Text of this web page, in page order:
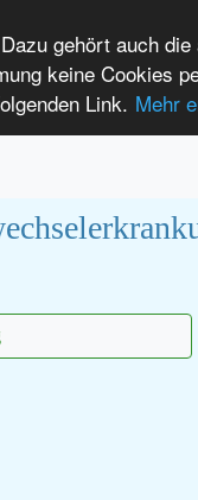
gehört auch
keine Cookies
Link. Mehr
Leichte